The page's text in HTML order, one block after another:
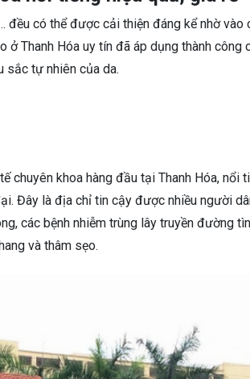
đều có thể được cải thiện đáng kể nhờ vào
ở Thanh Hóa uy tín đã áp dụng thành công
sắc tự nhiên của da.
chuyên khoa hàng đầu tại Thanh Hóa, nổi
Đây là địa chỉ tin cậy được nhiều người
các bệnh nhiễm trùng lây truyền đường
và thâm sẹo.